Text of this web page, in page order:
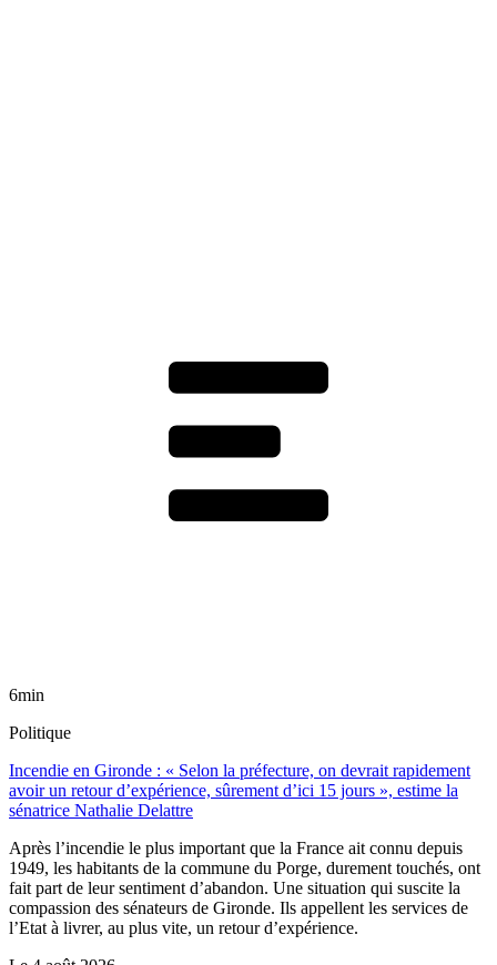
6min
Politique
Incendie en Gironde : « Selon la préfecture, on devrait rapidement
avoir un retour d’expérience, sûrement d’ici 15 jours », estime la
sénatrice Nathalie Delattre
Après l’incendie le plus important que la France ait connu depuis
1949, les habitants de la commune du Porge, durement touchés, ont
fait part de leur sentiment d’abandon. Une situation qui suscite la
compassion des sénateurs de Gironde. Ils appellent les services de
l’Etat à livrer, au plus vite, un retour d’expérience.